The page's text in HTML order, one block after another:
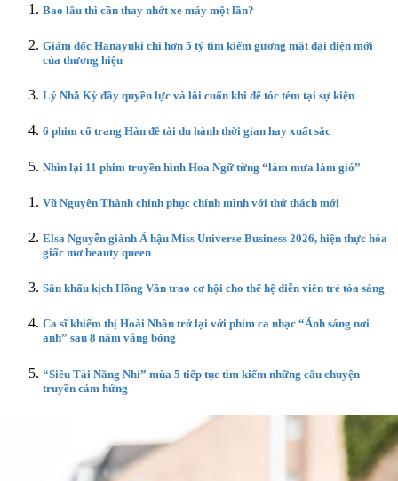
Bao lâu thì cần thay nhớt xe máy một lần?
Giám đốc Hanayuki chi hơn 5 tỷ tìm kiếm gương mặt đại diện mới
của thương hiệu
Lý Nhã Kỳ đầy quyền lực và lôi cuốn khi để tóc tém tại sự kiện
6 phim cổ trang Hàn đề tài du hành thời gian hay xuất sắc
Nhìn lại 11 phim truyền hình Hoa Ngữ từng “làm mưa làm gió”
Vũ Nguyên Thành chinh phục chính mình với thử thách mới
Elsa Nguyễn giành Á hậu Miss Universe Business 2026, hiện thực hóa
giấc mơ beauty queen
Sân khấu kịch Hồng Vân trao cơ hội cho thế hệ diễn viên trẻ tỏa sáng
Ca sĩ khiếm thị Hoài Nhân trở lại với phim ca nhạc “Ánh sáng nơi
anh” sau 8 năm vắng bóng
“Siêu Tài Năng Nhí” mùa 5 tiếp tục tìm kiếm những câu chuyện
truyền cảm hứng